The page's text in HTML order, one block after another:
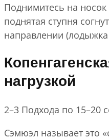
Поднимитесь на носок
поднятая ступня
направлении (лодыжка
нагрузкой
2–3 Подхода по 15–20
Сэмюэл называет это